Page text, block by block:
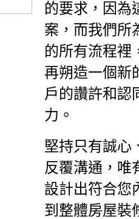
的要求，因為
案，而我們所
的所有流程裡
再朔造一個新
戶的讚許和認
力。
堅持只有誠心
反覆溝通，唯
設計出符合您
到整體房屋裝